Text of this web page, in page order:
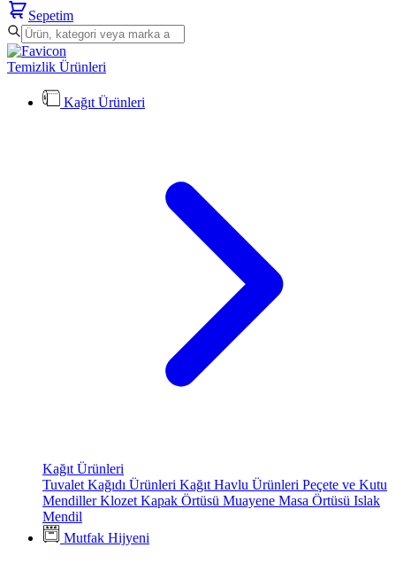
Sepetim
Temizlik Ürünleri
Kağıt Ürünleri
Kağıt Ürünleri
Tuvalet Kağıdı Ürünleri Kağıt Havlu Ürünleri Peçete ve Kutu
MendillerKlozet Kapak Örtüsü Muayene Masa Örtüsü Islak
Mendil
Mutfak Hijyeni